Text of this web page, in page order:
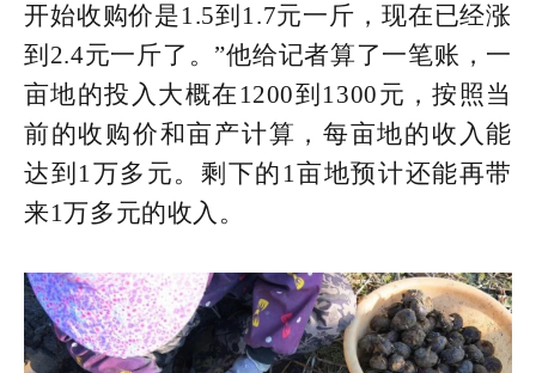
开始收购价是1.5到1.7元一斤，现在已经涨
到2.4元一斤了。”他给记者算了一笔账，一
亩地的投入大概在1200到1300元，按照当
前的收购价和亩产计算，每亩地的收入能
达到1万多元。剩下的1亩地预计还能再带
来1万多元的收入。